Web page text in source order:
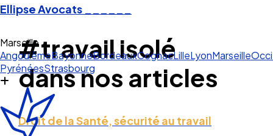
Ellipse Avocats
Marseille
AngoulêmeBayonneBordeauxCognacLilleLyonMarseille
PyrénéesStrasbourg
#travail isolé
dans nos articles
Droit de la Santé, sécurité au travail